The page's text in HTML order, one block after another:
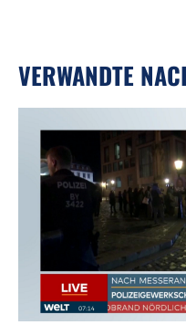
VERWANDTE